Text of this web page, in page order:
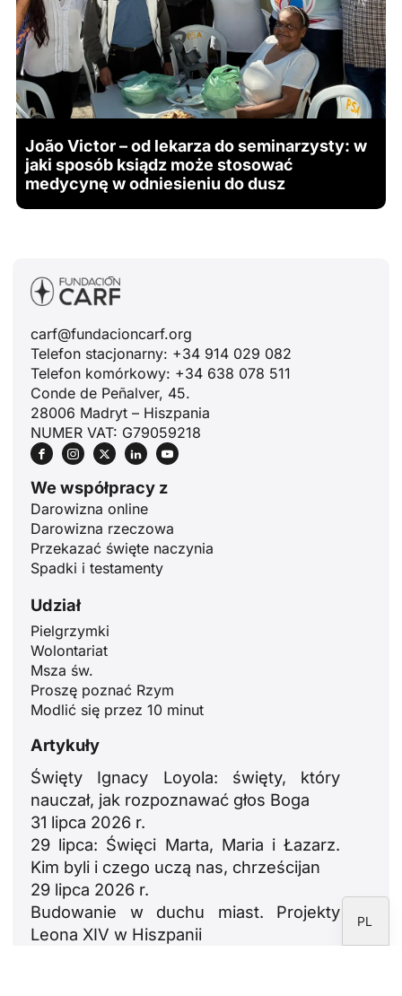
João Victor – od lekarza do seminarzysty: w
jaki sposób ksiądz może stosować
medycynę w odniesieniu do dusz
carf@fundacioncarf.org
Telefon stacjonarny: +34 914 029 082
Telefon komórkowy: +34 638 078 511
Conde de Peñalver, 45.
28006 Madryt – Hiszpania
NUMER VAT: G79059218
We współpracy z
Darowizna online
Darowizna rzeczowa
Przekazać święte naczynia
Spadki i testamenty
Udział
Pielgrzymki
Wolontariat
Msza św.
Proszę poznać Rzym
Modlić się przez 10 minut
Artykuły
Święty Ignacy Loyola: święty, który
nauczał, jak rozpoznawać głos Boga
31 lipca 2026 r.
29 lipca: Święci Marta, Maria i Łazarz.
Kim byli i czego uczą nas, chrześcijan
29 lipca 2026 r.
Budowanie w duchu miast. Projekty
Leona XIV w Hiszpanii
PL